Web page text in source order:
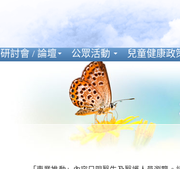
研討會 / 論壇 公眾活動 兒童健康政